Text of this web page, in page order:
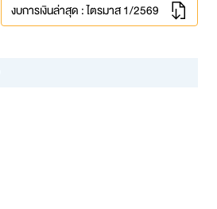
งบการเงินล่าสุด : ไตรมาส 1/2569